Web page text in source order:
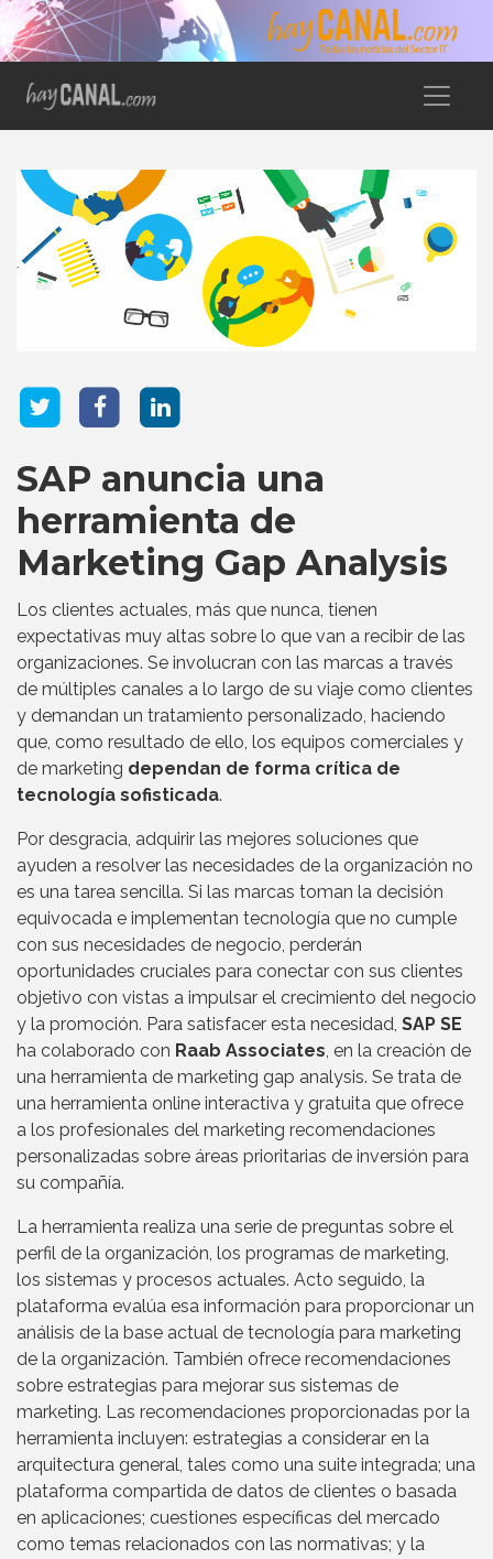
SAP anuncia una
herramienta de
Marketing Gap Analysis
Los clientes actuales, más que nunca, tienen
expectativas muy altas sobre lo que van a recibir de las
organizaciones. Se involucran con las marcas a través
de múltiples canales a lo largo de su viaje como clientes
y demandan un tratamiento personalizado, haciendo
que, como resultado de ello, los equipos comerciales y
de marketing dependan de forma crítica de
tecnología sofisticada.
Por desgracia, adquirir las mejores soluciones que
ayuden a resolver las necesidades de la organización no
es una tarea sencilla. Si las marcas toman la decisión
equivocada e implementan tecnología que no cumple
con sus necesidades de negocio, perderán
oportunidades cruciales para conectar con sus clientes
objetivo con vistas a impulsar el crecimiento del negocio
y la promoción. Para satisfacer esta necesidad, SAP SE
ha colaborado con Raab Associates, en la creación de
una herramienta de marketing gap analysis. Se trata de
una herramienta online interactiva y gratuita que ofrece
a los profesionales del marketing recomendaciones
personalizadas sobre áreas prioritarias de inversión para
su compañía.
La herramienta realiza una serie de preguntas sobre el
perfil de la organización, los programas de marketing,
los sistemas y procesos actuales. Acto seguido, la
plataforma evalúa esa información para proporcionar un
análisis de la base actual de tecnología para marketing
de la organización. También ofrece recomendaciones
sobre estrategias para mejorar sus sistemas de
marketing. Las recomendaciones proporcionadas por la
herramienta incluyen: estrategias a considerar en la
arquitectura general, tales como una suite integrada; una
plataforma compartida de datos de clientes o basada
en aplicaciones; cuestiones específicas del mercado
como temas relacionados con las normativas; y la